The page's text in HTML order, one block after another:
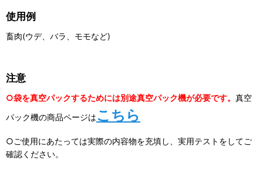
使用例
畜肉(ウデ、バラ、モモなど)
注意
○袋を真空パックするためには別途真空パック機が必要です。 真空
パック機の商品ページはこちら
○ご使用にあたっては実際の内容物を充填し、実用テストをしてご
確認ください。